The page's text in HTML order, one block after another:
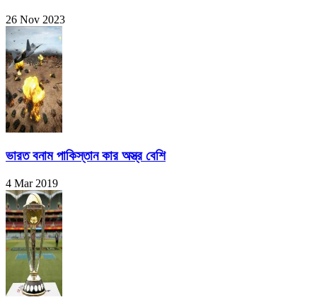
26 Nov 2023
ভারত বনাম পাকিস্তান কার অস্ত্র বেশি
4 Mar 2019